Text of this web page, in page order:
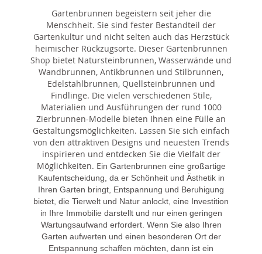
Gartenbrunnen begeistern seit jeher die
Menschheit. Sie sind fester Bestandteil der
Gartenkultur und nicht selten auch das Herzstück
heimischer Rückzugsorte. Dieser Gartenbrunnen
Shop bietet Natursteinbrunnen, Wasserwände und
Wandbrunnen, Antikbrunnen und Stilbrunnen,
Edelstahlbrunnen, Quellsteinbrunnen und
Findlinge. Die vielen verschiedenen Stile,
Materialien und Ausführungen der rund 1000
Zierbrunnen-Modelle bieten Ihnen eine Fülle an
Gestaltungsmöglichkeiten. Lassen Sie sich einfach
von den attraktiven Designs und neuesten Trends
inspirieren und entdecken Sie die Vielfalt der
Möglichkeiten. Ein Gartenbrunnen eine großartige
Kaufentscheidung, da er Schönheit und Ästhetik in
Ihren Garten bringt, Entspannung und Beruhigung
bietet, die Tierwelt und Natur anlockt, eine Investition
in Ihre Immobilie darstellt und nur einen geringen
Wartungsaufwand erfordert. Wenn Sie also Ihren
Garten aufwerten und einen besonderen Ort der
Entspannung schaffen möchten, dann ist ein